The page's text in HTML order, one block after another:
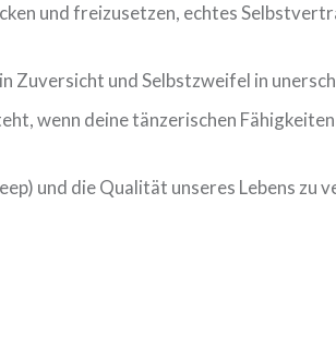
und freizusetzen, echtes
und Selbstzweifel in
wenn deine tänzerischen
und die Qualität unseres Lebens zu